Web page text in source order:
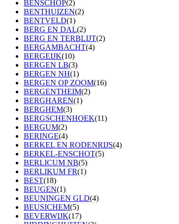
BENSCHOP(2)
BENTHUIZEN(2)
BENTVELD(1)
BERG EN DAL(2)
BERG EN TERBLIJT(2)
BERGAMBACHT(4)
BERGEIJK(10)
BERGEN LB(3)
BERGEN NH(1)
BERGEN OP ZOOM(16)
BERGENTHEIM(2)
BERGHAREN(1)
BERGHEM(3)
BERGSCHENHOEK(11)
BERGUM(2)
BERINGE(4)
BERKEL EN RODENRIJS(4)
BERKEL-ENSCHOT(5)
BERLICUM NB(5)
BERLIKUM FR(1)
BEST(18)
BEUGEN(1)
BEUNINGEN GLD(4)
BEUSICHEM(5)
BEVERWIJK(17)